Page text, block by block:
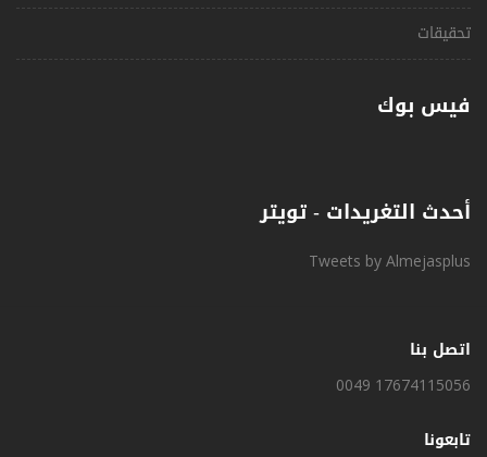
تحقيقات
فيس بوك
أحدث التغريدات - تويتر
Tweets by Almejasplus
اتصل بنا
0049 17674115056
تابعونا